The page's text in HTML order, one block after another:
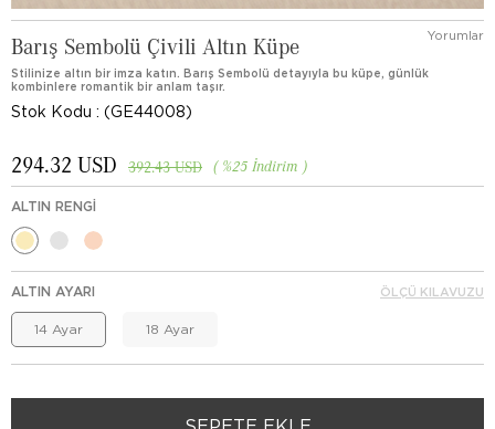
Barış Sembolü Çivili Altın Küpe Yorumlar
Stilinize altın bir imza katın. Barış Sembolü detayıyla bu küpe, günlük
kombinlere romantik bir anlam taşır.
Stok Kodu (GE44008)
%25 İndirim
392.43 USD
294.32 USD
ALTIN RENGI
ALTIN AYARI
14 Ayar 18 Ayar
ÖLÇÜ KILAVUZU